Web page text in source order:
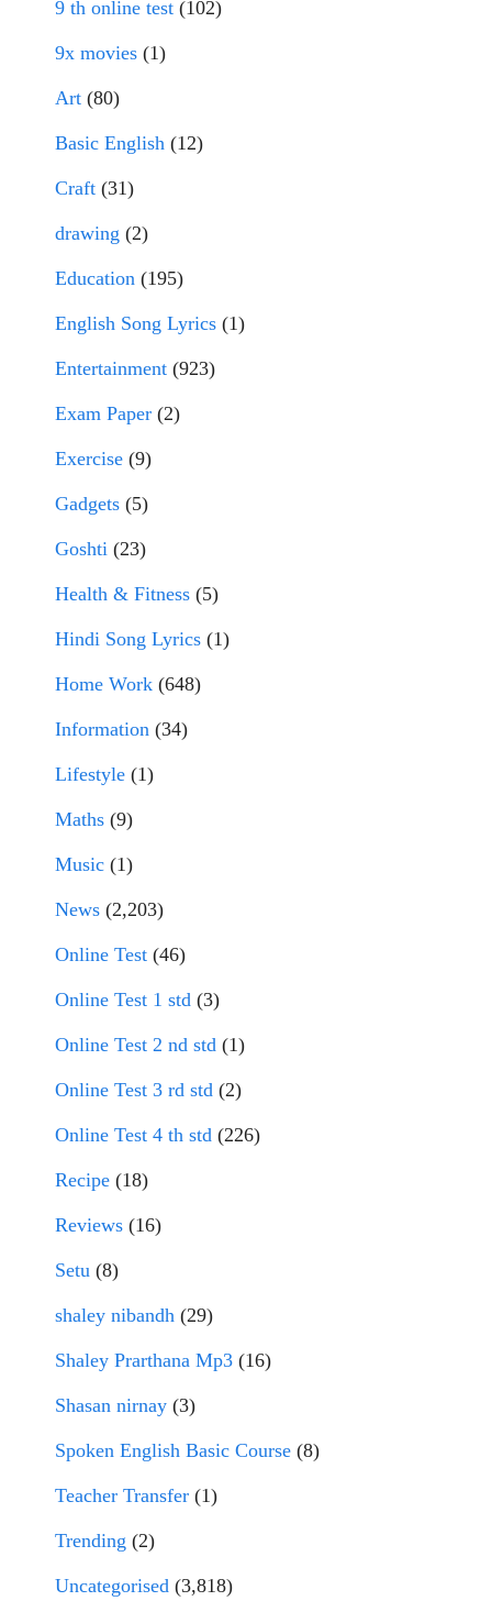
9 th online test (102)
9x movies (1)
Art (80)
Basic English (12)
Craft (31)
drawing (2)
Education (195)
English Song Lyrics (1)
Entertainment (923)
Exam Paper (2)
Exercise (9)
Gadgets (5)
Goshti (23)
Health & Fitness (5)
Hindi Song Lyrics (1)
Home Work (648)
Information (34)
Lifestyle (1)
Maths (9)
Music (1)
News (2,203)
Online Test (46)
Online Test 1 std (3)
Online Test 2 nd std (1)
Online Test 3 rd std (2)
Online Test 4 th std (226)
Recipe (18)
Reviews (16)
Setu (8)
shaley nibandh (29)
Shaley Prarthana Mp3 (16)
Shasan nirnay (3)
Spoken English Basic Course (8)
Teacher Transfer (1)
Trending (2)
Uncategorised (3,818)